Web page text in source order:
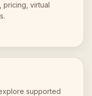
pricing, virtual
supported